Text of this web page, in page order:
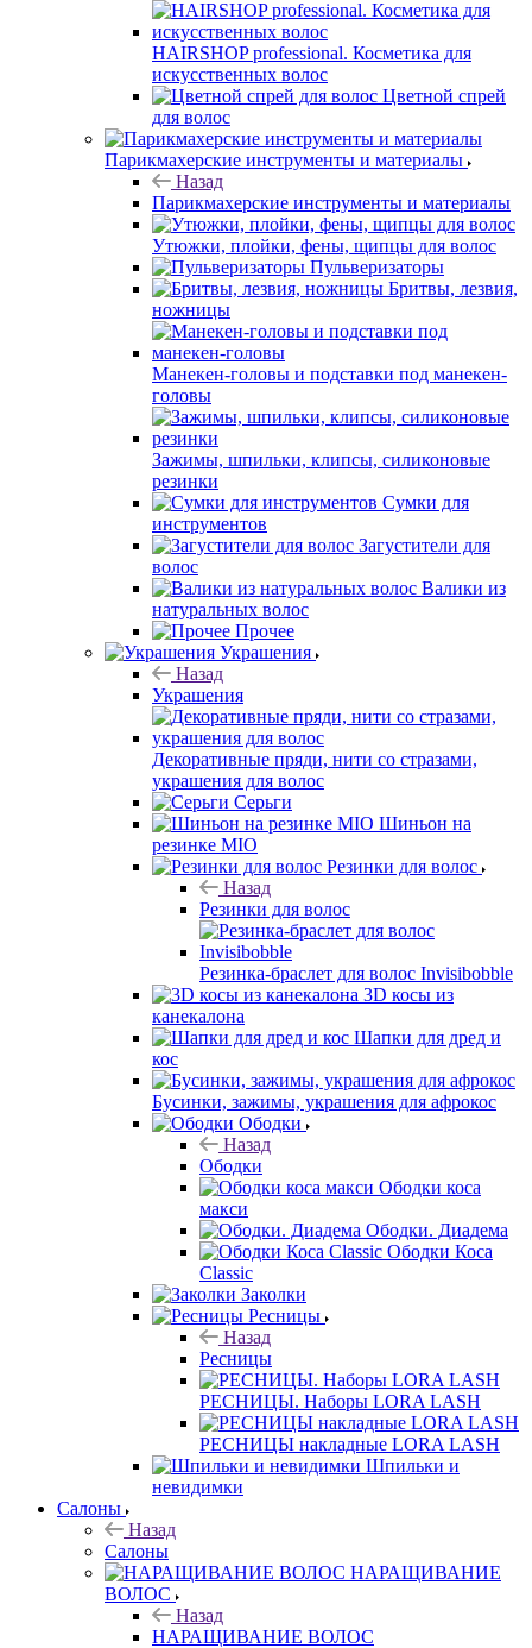
HAIRSHOP professional. Косметика для
искусственных волос
Цветной спрей
для волос
Парикмахерские инструменты и материалы
Назад
Парикмахерские инструменты и материалы
Утюжки, плойки, фены, щипцы для волос
Пульверизаторы
Бритвы, лезвия,
ножницы
Манекен-головы и подставки под манекен-
головы
Зажимы, шпильки, клипсы, силиконовые
резинки
Сумки для
инструментов
Загустители для
волос
Валики из
натуральных волос
Прочее
Украшения
Назад
Украшения
Декоративные пряди, нити со стразами,
украшения для волос
Серьги
Шиньон на
резинке MIO
Резинки для волос
Назад
Резинки для волос
Резинка-браслет для волос Invisibobble
3D косы из
канекалона
Шапки для дред и
кос
Бусинки, зажимы, украшения для афрокос
Ободки
Назад
Ободки
Ободки коса
макси
Ободки. Диадема
Ободки Коса
Classic
Заколки
Ресницы
Назад
Ресницы
РЕСНИЦЫ. Наборы LORA LASH
РЕСНИЦЫ накладные LORA LASH
Шпильки и
невидимки
Салоны
Назад
Салоны
НАРАЩИВАНИЕ
ВОЛОС
Назад
НАРАЩИВАНИЕ ВОЛОС